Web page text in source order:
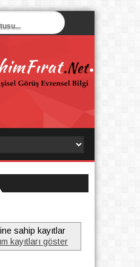
sahip kayıtlar
kayıtları göster